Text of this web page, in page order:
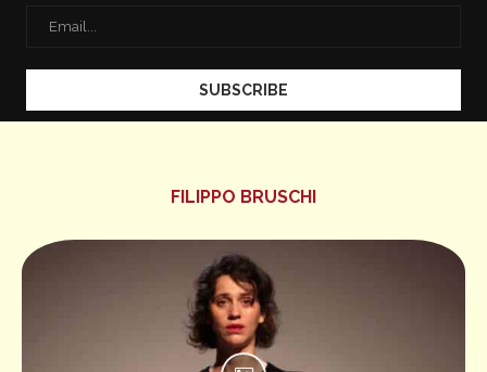
FILIPPO BRUSCHI